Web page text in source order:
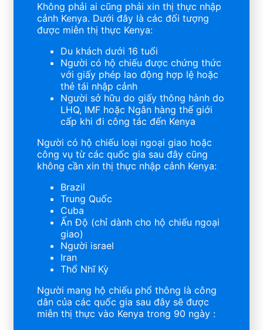
Không phải ai cũng phải xin thị thực nhập
cảnh Kenya. Dưới đây là các đối tượng
được miễn thị thực Kenya:
Du khách dưới 16 tuổi
Người có hộ chiếu được chứng thức
với giấy phép lao động hợp lệ hoặc
thẻ tái nhập cảnh
Người sở hữu do giấy thông hành do
LHQ, IMF hoặc Ngân hàng thế giới
cấp khi đi công tác đến Kenya
Người có hộ chiếu loại ngoại giao hoặc
công vụ từ các quốc gia sau đây cũng
không cần xin thị thực nhập cảnh Kenya:
Brazil
Trung Quốc
Cuba
Ấn Độ (chỉ dành cho hộ chiếu ngoại
giao)
Người israel
Iran
Thổ Nhĩ Kỳ
Người mang hộ chiếu phổ thông là công
dân của các quốc gia sau đây sẽ được
miễn thị thực vào Kenya trong 90 ngày :